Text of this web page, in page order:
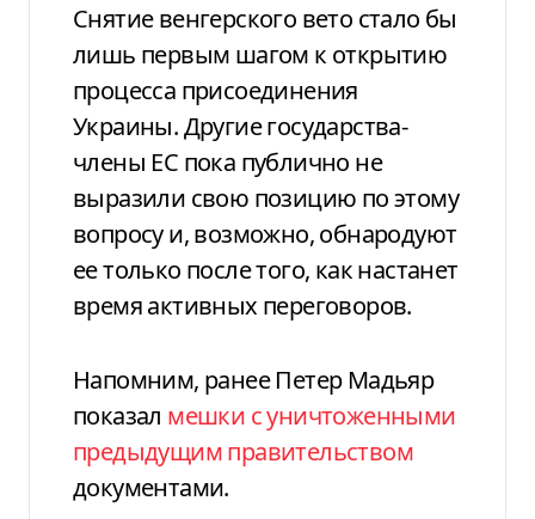
Снятие венгерского вето стало бы
лишь первым шагом к открытию
процесса присоединения
Украины. Другие государства-
члены ЕС пока публично не
выразили свою позицию по этому
вопросу и, возможно, обнародуют
ее только после того, как настанет
время активных переговоров.
Напомним, ранее Петер Мадьяр
показал мешки с уничтоженными
предыдущим правительством
документами.